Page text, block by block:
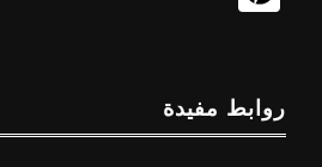
روابط مفيدة